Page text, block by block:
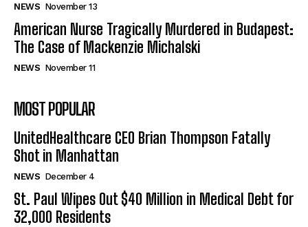
NEWS November 13
American Nurse Tragically Murdered in Budapest:
The Case of Mackenzie Michalski
NEWS November 11
MOST POPULAR
UnitedHealthcare CEO Brian Thompson Fatally
Shot in Manhattan
NEWS December 4
St. Paul Wipes Out $40 Million in Medical Debt for
32,000 Residents